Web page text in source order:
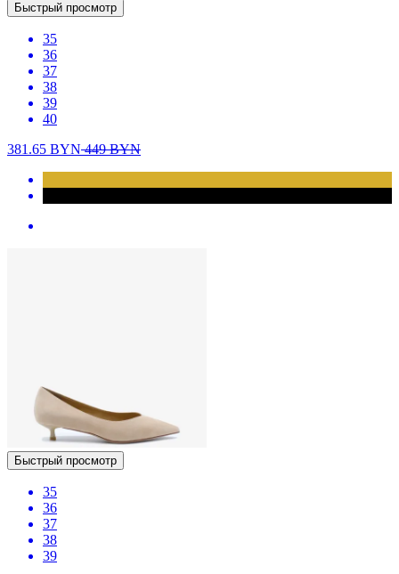
Быстрый просмотр
35
36
37
38
39
40
381.65 BYN449BYN
Быстрый просмотр
35
36
37
38
39